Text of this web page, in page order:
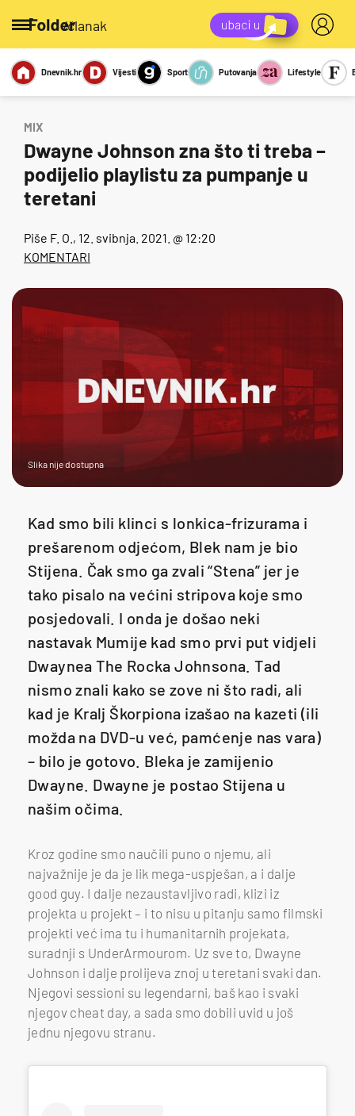
/članak
Miks Kviz
Report
Sexy
Dnevnik.hr Vijesti Sport Putovanja Lifestyle
MIX
Dwayne Johnson zna što ti treba –
podijelio playlistu za pumpanje u
teretani
Piše F. O. , 12. svibnja. 2021. @ 12:20
KOMENTARI
Slika nije dostupna
Kad smo bili klinci s lonkica-frizurama i
prešarenom odjećom, Blek nam je bio
Stijena. Čak smo ga zvali “Stena” jer je
tako pisalo na većini stripova koje smo
posjedovali. I onda je došao neki
nastavak Mumije kad smo prvi put vidjeli
Dwaynea The Rocka Johnsona. Tad
nismo znali kako se zove ni što radi, ali
kad je Kralj Škorpiona izašao na kazeti (ili
možda na DVD-u već, pamćenje nas vara)
– bilo je gotovo. Bleka je zamijenio
Dwayne. Dwayne je postao Stijena u
našim očima.
Kroz godine smo naučili puno o njemu, ali
najvažnije je da je lik mega-uspješan, a i dalje
good guy. I dalje nezaustavljivo radi, klizi iz
projekta u projekt – i to nisu u pitanju samo filmski
projekti već ima tu i humanitarnih projekata,
suradnji s UnderArmourom. Uz sve to, Dwayne
Johnson i dalje prolijeva znoj u teretani svaki dan.
Njegovi sessioni su legendarni, baš kao i svaki
njegov cheat day, a sada smo dobili uvid u još
jednu njegovu stranu.